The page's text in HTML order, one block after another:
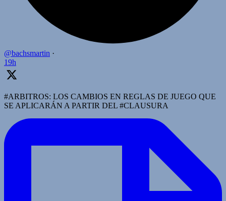
@bachsmartin ·
19h
#ARBITROS: LOS CAMBIOS EN REGLAS DE JUEGO QUE
SE APLICARÁN A PARTIR DEL #CLAUSURA